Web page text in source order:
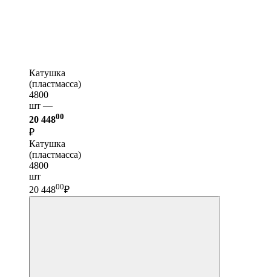
Катушка
(пластмасса)
4800
шт —
20 44800
₽
Катушка
(пластмасса)
4800
шт
20 44800₽